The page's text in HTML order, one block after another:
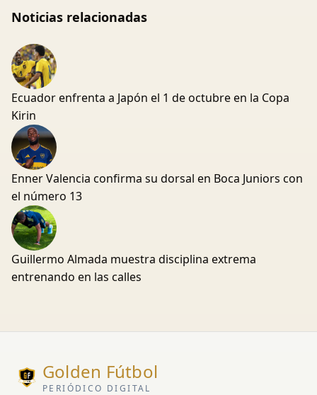
Noticias relacionadas
Ecuador enfrenta a Japón el 1 de octubre en la Copa
Kirin
Enner Valencia confirma su dorsal en Boca Juniors con
el número 13
Guillermo Almada muestra disciplina extrema
entrenando en las calles
Golden Fútbol
PERIÓDICO DIGITAL